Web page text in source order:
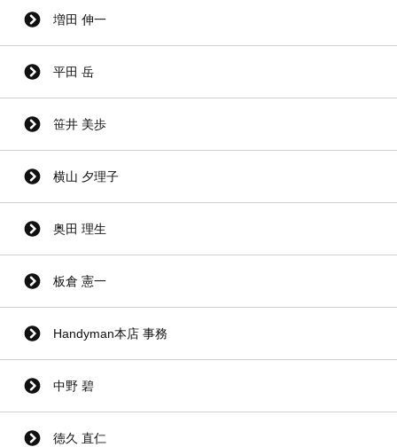
増田 伸一
平田 岳
笹井 美歩
横山 夕理子
奥田 理生
板倉 憲一
Handyman本店 事務
中野 碧
徳久 直仁